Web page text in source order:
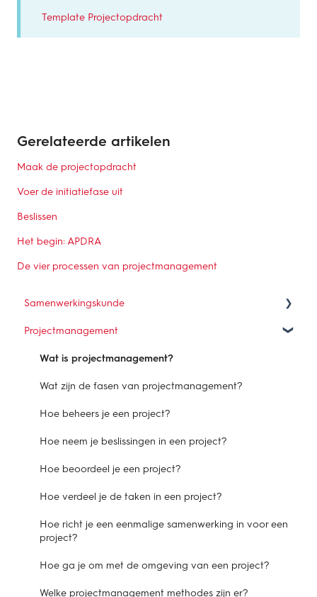
Template Projectopdracht
Gerelateerde artikelen
Maak de projectopdracht
Voer de initiatiefase uit
Beslissen
Het begin: APDRA
De vier processen van projectmanagement
Samenwerkingskunde
Wat is samenwerken?
Hoe verbind je belangen in een samenwerking?
Waarom is samenwerken een vak?
Hoe organiseer je een samenwerking?
Hoe werkt samenwerken in de praktijk?
Projectmanagement
Wat is projectmanagement?
Wat zijn de fasen van projectmanagement?
Hoe beheers je een project?
Hoe neem je beslissingen in een project?
Hoe beoordeel je een project?
Hoe verdeel je de taken in een project?
Hoe richt je een eenmalige samenwerking in voor een
project?
Hoe ga je om met de omgeving van een project?
Welke projectmanagement methodes zijn er?